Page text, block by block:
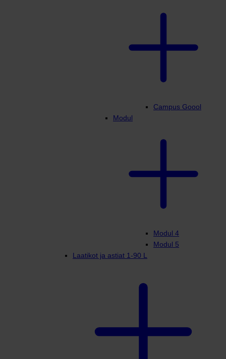
Campus Goool
Modul
Modul 4
Modul 5
Laatikot ja astiat 1-90 L